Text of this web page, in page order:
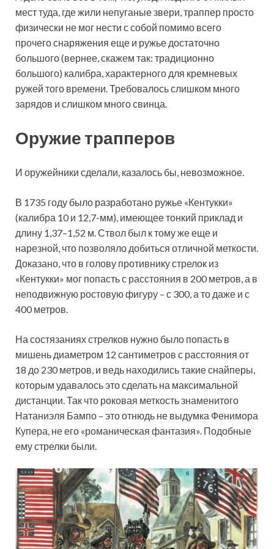
мест туда, где жили непуганые звери, траппер просто
физически не мог нести с собой помимо всего
прочего снаряжения еще и ружье достаточно
большого (вернее, скажем так: традиционно
большого) калибра, характерного для кремневых
ружей того времени. Требовалось слишком много
зарядов и слишком много свинца.
Оружие трапперов
И оружейники сделали, казалось бы, невозможное.
В 1735 году было разработано ружье «Кентукки»
(калибра 10 и 12,7-мм), имеющее тонкий приклад и
длину 1,37–1,52 м. Ствол был к тому же еще и
нарезной, что позволяло добиться отличной меткости.
Доказано, что в голову противнику стрелок из
«Кентукки» мог попасть с расстояния в 200 метров, а в
неподвижную ростовую фигуру – с 300, а то даже и с
400 метров.
На состязаниях стрелков нужно было попасть в
мишень диаметром 12 сантиметров с расстояния от
18 до 230 метров, и ведь находились такие снайперы,
которым удавалось это сделать на максимальной
дистанции. Так что роковая меткость знаменитого
Натаниэля Бампо – это отнюдь не выдумка Фенимора
Купера, не его «романическая фантазия». Подобные
ему стрелки были.